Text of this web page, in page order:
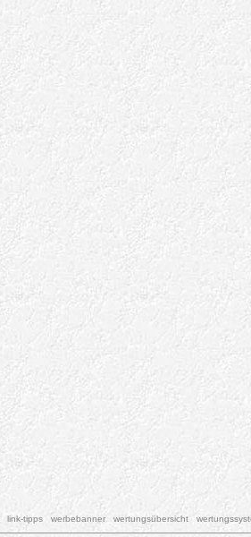
link-tipps werbebanner wertungsübersicht